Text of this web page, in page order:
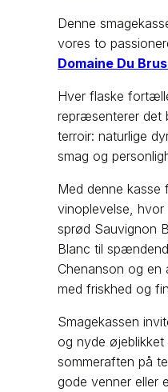
Denne
vores to
Domaine Du
Hver flaske
repræsenterer det
terroir: naturlige
smag og
Med denne kasse
vinoplevelse,
sprød Sauvignon
Blanc til
Chenanson og en
med friskhed og
Smagekassen
og nyde
sommeraften på
gode venner eller